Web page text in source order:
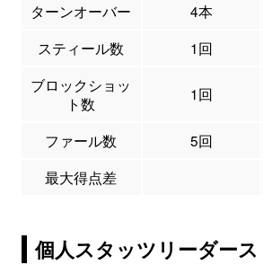
ターンオーバー
4本
スティール数
1回
ブロックショッ
ト数
1回
ファール数 5回
最大得点差
個人スタッツリーダース